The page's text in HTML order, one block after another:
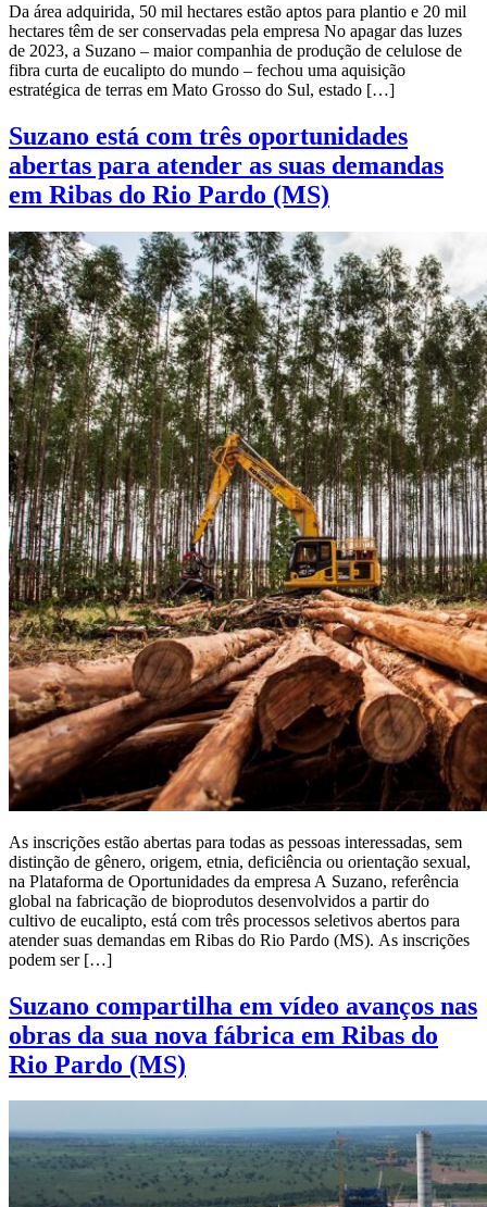
Da área adquirida, 50 mil hectares estão aptos para plantio e 20 mil
hectares têm de ser conservadas pela empresa No apagar das luzes
de 2023, a Suzano – maior companhia de produção de celulose de
fibra curta de eucalipto do mundo – fechou uma aquisição
estratégica de terras em Mato Grosso do Sul, estado […]
Suzano está com três oportunidades
abertas para atender as suas demandas
em Ribas do Rio Pardo (MS)
As inscrições estão abertas para todas as pessoas interessadas, sem
distinção de gênero, origem, etnia, deficiência ou orientação sexual,
na Plataforma de Oportunidades da empresa A Suzano, referência
global na fabricação de bioprodutos desenvolvidos a partir do
cultivo de eucalipto, está com três processos seletivos abertos para
atender suas demandas em Ribas do Rio Pardo (MS). As inscrições
podem ser […]
Suzano compartilha em vídeo avanços nas
obras da sua nova fábrica em Ribas do
Rio Pardo (MS)